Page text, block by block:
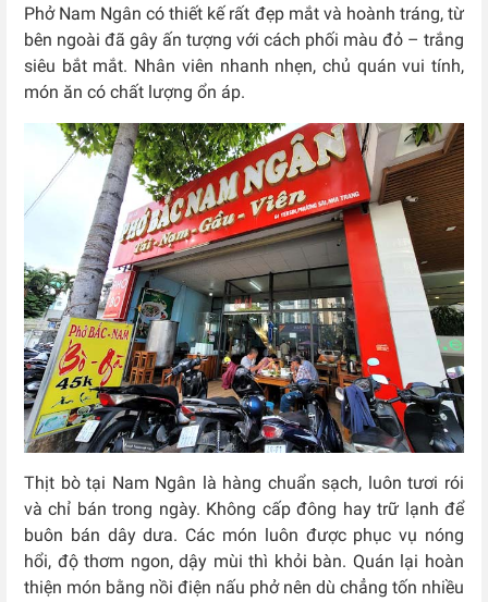
Phở Nam Ngân có thiết kế rất đẹp mắt và hoành tráng, từ
bên ngoài đã gây ấn tượng với cách phối màu đỏ – trắng
siêu bắt mắt. Nhân viên nhanh nhẹn, chủ quán vui tính,
món ăn có chất lượng ổn áp.
Thịt bò tại Nam Ngân là hàng chuẩn sạch, luôn tươi rói
và chỉ bán trong ngày. Không cấp đông hay trữ lạnh để
buôn bán dây dưa. Các món luôn được phục vụ nóng
hổi, độ thơm ngon, dậy mùi thì khỏi bàn. Quán lại hoàn
thiện món bằng nồi điện nấu phở nên dù chẳng tốn nhiều